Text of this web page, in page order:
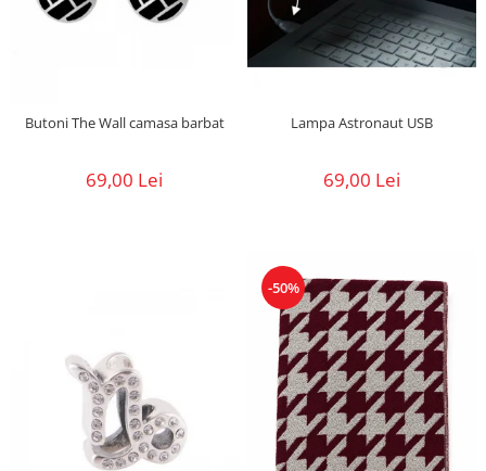
Butoni The Wall camasa barbat
69,00 Lei
Lampa Astronaut USB
69,00 Lei
-50%